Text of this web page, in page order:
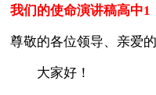
我们的使命演讲稿高中1
尊敬的各位领导、亲爱
大家好！